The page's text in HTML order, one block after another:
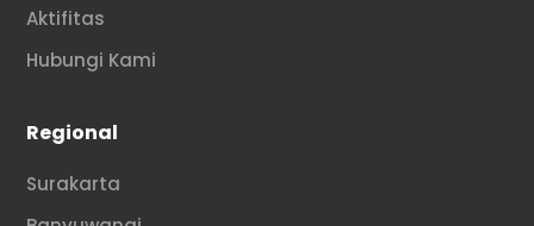
Aktifitas
Hubungi Kami
Regional
Surakarta